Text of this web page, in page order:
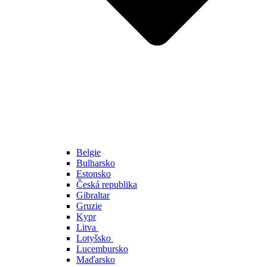
Belgie
Bulharsko
Estonsko
Česká republika
Gibraltar
Gruzie
Kypr
Litva
Lotyšsko
Lucembursko
Maďarsko